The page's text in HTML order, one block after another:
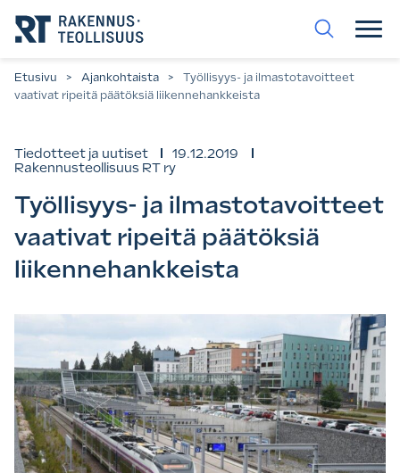
suoraan
sisältöön.
Etusivu > Ajankohtaista >
Työllisyys- ja ilmastotavoitteet
vaativat ripeitä päätöksiä liikennehankkeista
Tiedotteet ja uutiset
19.12.2019
Rakennusteollisuus RT ry
Työllisyys- ja ilmastotavoitteet
vaativat ripeitä päätöksiä
liikennehankkeista